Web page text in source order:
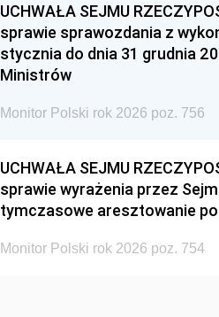
UCHWAŁA SEJMU
sprawie sprawozdania z
stycznia do dnia 31 grudnia
Ministrów
Monitor Polski rok 2026 poz. 756
UCHWAŁA SEJMU
sprawie wyrażenia przez
tymczasowe aresztowanie
Monitor Polski rok 2026 poz. 754